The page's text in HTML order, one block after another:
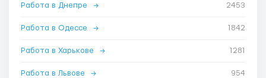
Работа в Днепре → 2453
Работа в Одессе → 1842
Работа в Харькове → 1281
Работа в Львове → 954